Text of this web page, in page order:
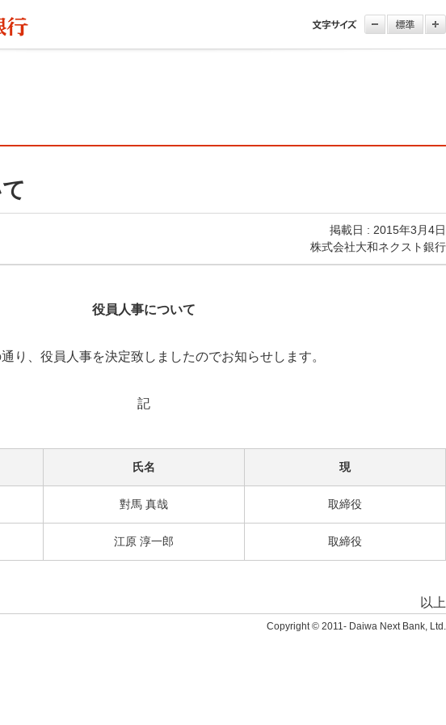
掲載日 : 2015年3月4日
株式会社大和ネクスト銀行
役員人事について
り、役員人事を決定致しましたのでお知らせします。
記
氏名 現
對馬 真哉 取締役
江原 淳一郎 取締役
以上
Copyright © 2011- Daiwa Next Bank, Ltd.